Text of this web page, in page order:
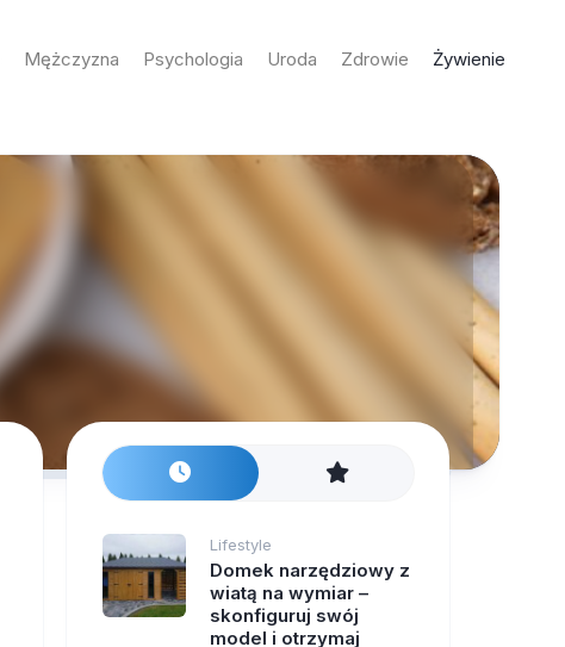
Mężczyzna Psychologia Uroda Zdrowie Żywienie
Lifestyle
Domek narzędziowy z
wiatą na wymiar –
skonfiguruj swój
model i otrzymaj